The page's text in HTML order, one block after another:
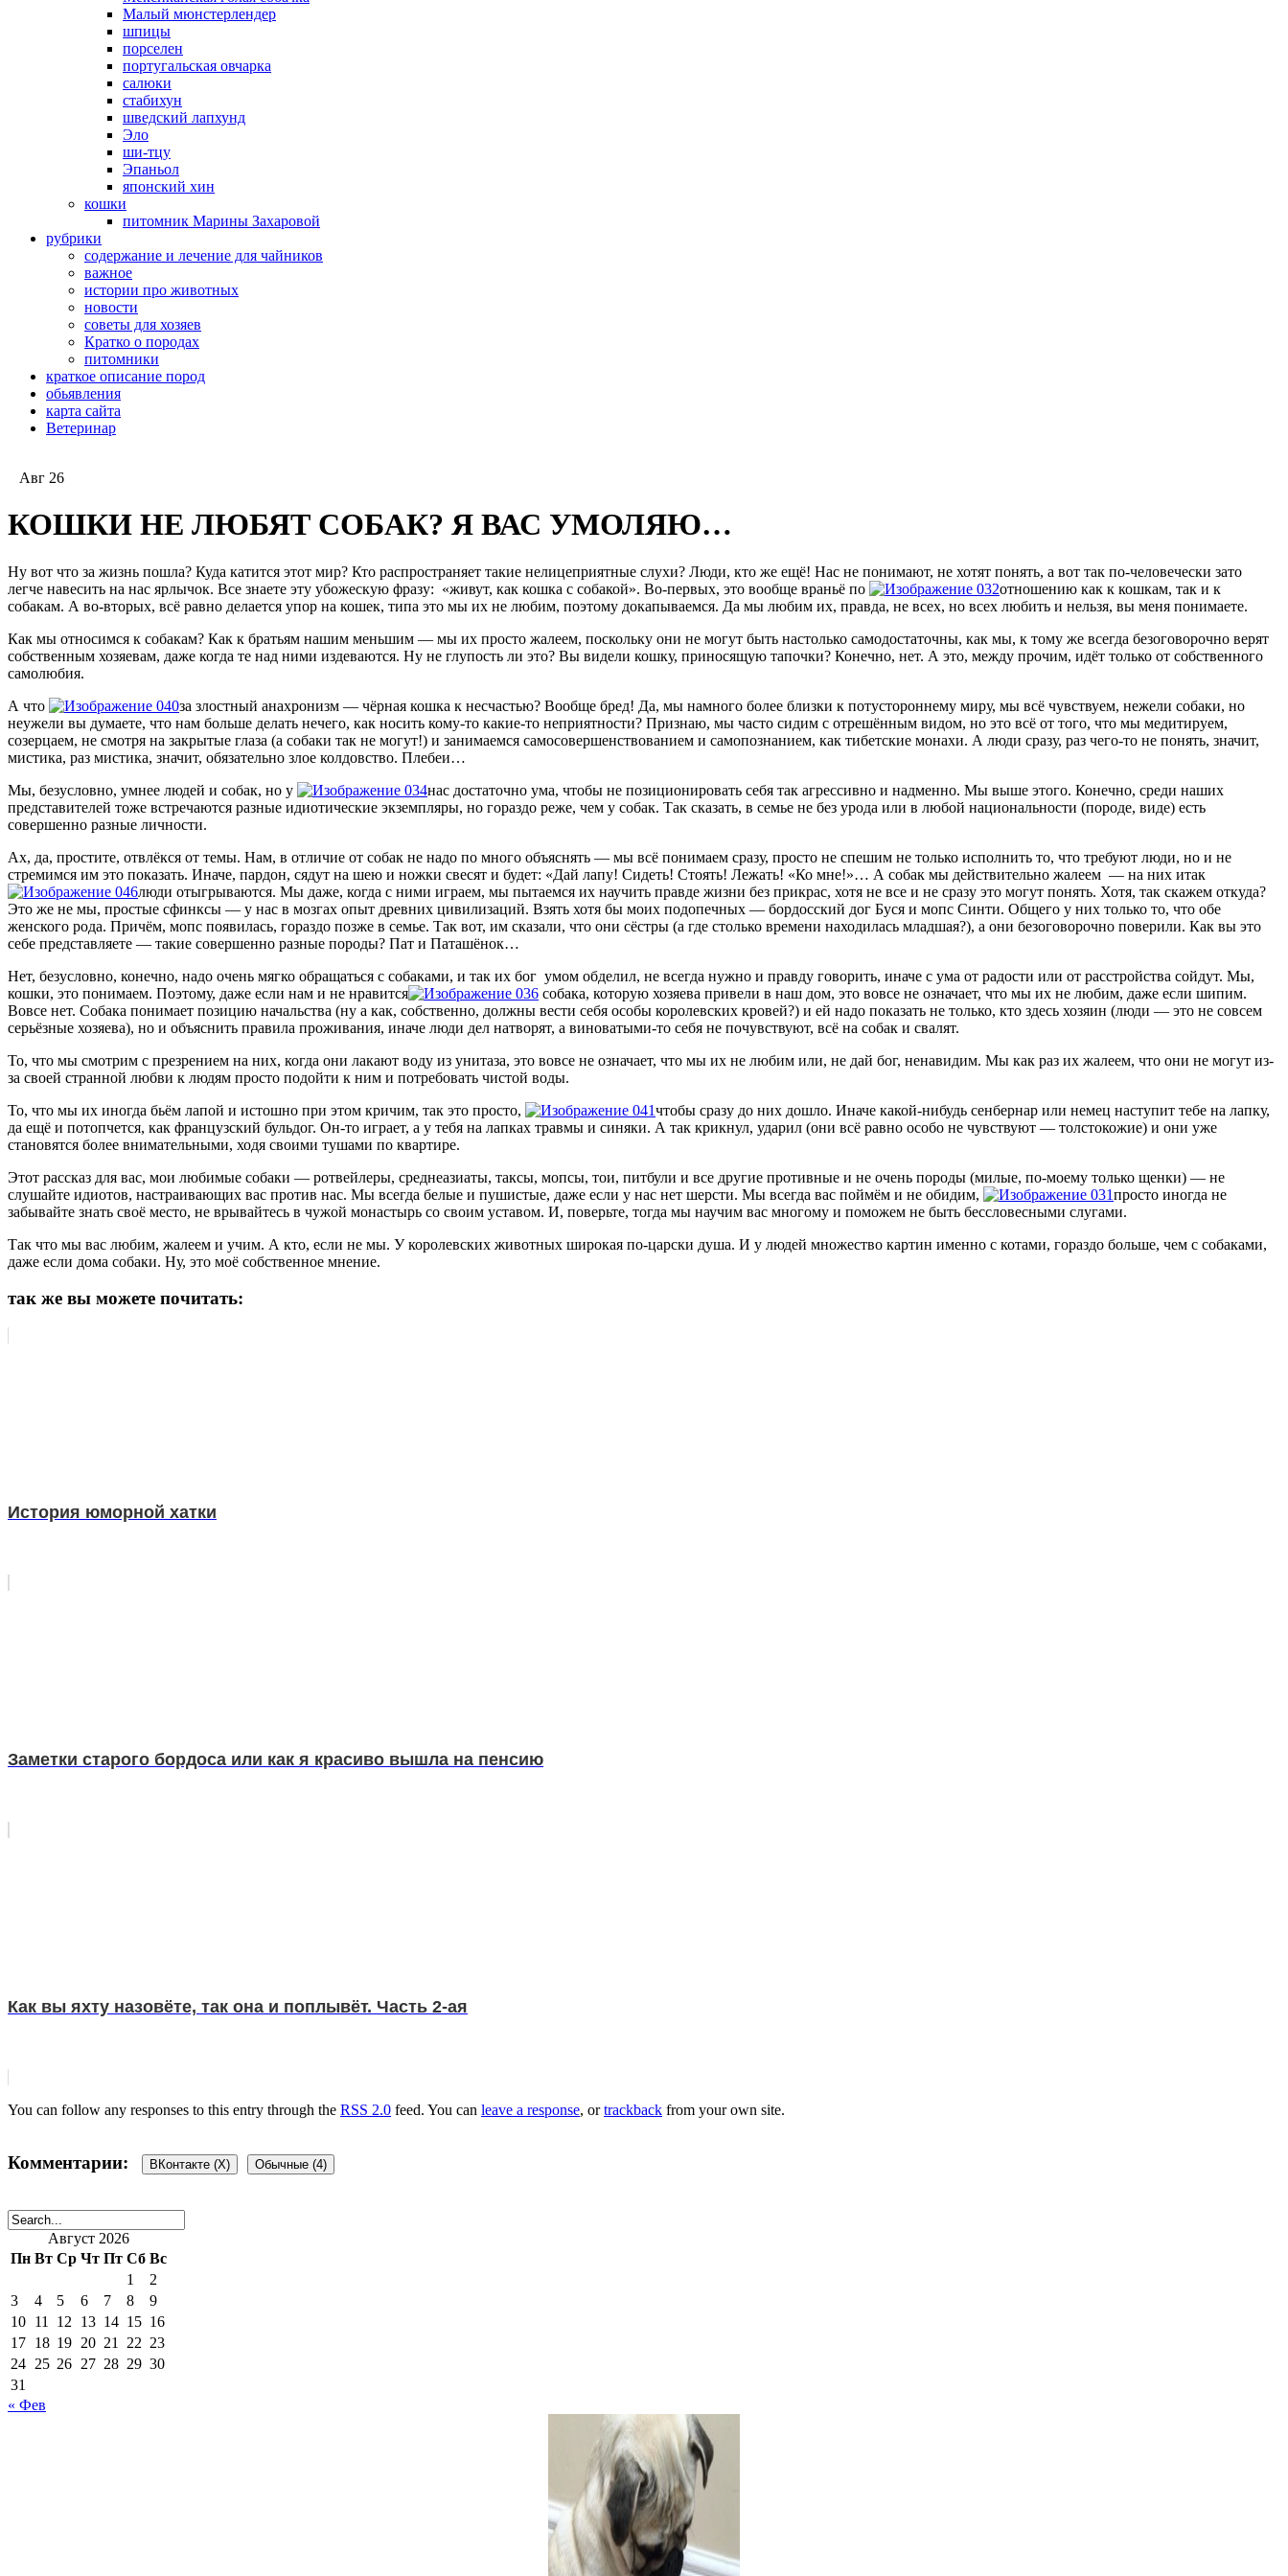
Малый мюнстерлендер
шпицы
порселен
португальская овчарка
салюки
стабихун
шведский лапхунд
Эло
ши-тцу
Эпаньол
японский хин
кошки
питомник Марины Захаровой
рубрики
cодержание и лечение для чайников
важное
истории про животных
новости
советы для хозяев
Кратко о породах
питомники
краткое описание пород
обьявления
карта сайта
Ветеринар
Авг 26
КОШКИ НЕ ЛЮБЯТ СОБАК? Я ВАС УМОЛЯЮ…
Ну вот что за жизнь пошла? Куда катится этот мир? Кто распространяет такие нелицеприятные слухи? Люди, кто же ещё! Нас не понимают, не хотят понять, а вот так по-человечески зато
легче навесить на нас ярлычок. Все знаете эту убожескую фразу: «живут, как кошка с собакой». Во-первых, это вообще враньё по
отношению как к кошкам, так и к
собакам. А во-вторых, всё равно делается упор на кошек, типа это мы их не любим, поэтому докапываемся. Да мы любим их, правда, не всех, но всех любить и нельзя, вы меня понимаете.
Как мы относимся к собакам? Как к братьям нашим меньшим — мы их просто жалеем, поскольку они не могут быть настолько самодостаточны, как мы, к тому же всегда безоговорочно верят
собственным хозяевам, даже когда те над ними издеваются. Ну не глупость ли это? Вы видели кошку, приносящую тапочки? Конечно, нет. А это, между прочим, идёт только от собственного
самолюбия.
А что
за злостный анахронизм — чёрная кошка к несчастью? Вообще бред! Да, мы намного более близки к потустороннему миру, мы всё чувствуем, нежели собаки, но
неужели вы думаете, что нам больше делать нечего, как носить кому-то какие-то неприятности? Признаю, мы часто сидим с отрешённым видом, но это всё от того, что мы медитируем,
созерцаем, не смотря на закрытые глаза (а собаки так не могут!) и занимаемся самосовершенствованием и самопознанием, как тибетские монахи. А люди сразу, раз чего-то не понять, значит,
мистика, раз мистика, значит, обязательно злое колдовство. Плебеи…
Мы, безусловно, умнее людей и собак, но у
нас достаточно ума, чтобы не позиционировать себя так агрессивно и надменно. Мы выше этого. Конечно, среди наших
представителей тоже встречаются разные идиотические экземпляры, но гораздо реже, чем у собак. Так сказать, в семье не без урода или в любой национальности (породе, виде) есть
совершенно разные личности.
Ах, да, простите, отвлёкся от темы. Нам, в отличие от собак не надо по много объяснять — мы всё понимаем сразу, просто не спешим не только исполнить то, что требуют люди, но и не
стремимся им это показать. Иначе, пардон, сядут на шею и ножки свесят и будет: «Дай лапу! Сидеть! Стоять! Лежать! «Ко мне!»… А собак мы действительно жалеем — на них итак
люди отыгрываются. Мы даже, когда с ними играем, мы пытаемся их научить правде жизни без прикрас, хотя не все и не сразу это могут понять. Хотя, так скажем откуда?
Это же не мы, простые сфинксы — у нас в мозгах опыт древних цивилизаций. Взять хотя бы моих подопечных — бордосский дог Буся и мопс Синти. Общего у них только то, что обе
женского рода. Причём, мопс появилась, гораздо позже в семье. Так вот, им сказали, что они сёстры (а где столько времени находилась младшая?), а они безоговорочно поверили. Как вы это
себе представляете — такие совершенно разные породы? Пат и Паташёнок…
Нет, безусловно, конечно, надо очень мягко обращаться с собаками, и так их бог умом обделил, не всегда нужно и правду говорить, иначе с ума от радости или от расстройства сойдут. Мы,
кошки, это понимаем. Поэтому, даже если нам и не нравится
собака, которую хозяева привели в наш дом, это вовсе не означает, что мы их не любим, даже если шипим.
Вовсе нет. Собака понимает позицию начальства (ну а как, собственно, должны вести себя особы королевских кровей?) и ей надо показать не только, кто здесь хозяин (люди — это не совсем
серьёзные хозяева), но и объяснить правила проживания, иначе люди дел натворят, а виноватыми-то себя не почувствуют, всё на собак и свалят.
То, что мы смотрим с презрением на них, когда они лакают воду из унитаза, это вовсе не означает, что мы их не любим или, не дай бог, ненавидим. Мы как раз их жалеем, что они не могут из-
за своей странной любви к людям просто подойти к ним и потребовать чистой воды.
То, что мы их иногда бьём лапой и истошно при этом кричим, так это просто,
чтобы сразу до них дошло. Иначе какой-нибудь сенбернар или немец наступит тебе на лапку,
да ещё и потопчется, как французский бульдог. Он-то играет, а у тебя на лапках травмы и синяки. А так крикнул, ударил (они всё равно особо не чувствуют — толстокожие) и они уже
становятся более внимательными, ходя своими тушами по квартире.
Этот рассказ для вас, мои любимые собаки — ротвейлеры, среднеазиаты, таксы, мопсы, тои, питбули и все другие противные и не очень породы (милые, по-моему только щенки) — не
слушайте идиотов, настраивающих вас против нас. Мы всегда белые и пушистые, даже если у нас нет шерсти. Мы всегда вас поймём и не обидим,
просто иногда не
забывайте знать своё место, не врывайтесь в чужой монастырь со своим уставом. И, поверьте, тогда мы научим вас многому и поможем не быть бессловесными слугами.
Так что мы вас любим, жалеем и учим. А кто, если не мы. У королевских животных широкая по-царски душа. И у людей множество картин именно с котами, гораздо больше, чем с собаками,
даже если дома собаки. Ну, это моё собственное мнение.
так же вы можете почитать:
История юморной хатки
Заметки старого бордоса или как я красиво вышла на пенсию
Как вы яхту назовёте, так она и поплывёт. Часть 2-ая
You can follow any responses to this entry through the RSS 2.0 feed. You can leave a response, ortrackback from your own site.
Комментарии: ВКонтакте (X) Обычные (4)
4 комментария
наталья:
26 августа, 2014 в 3:38 пп
Правильно, Наталья! Именно — я вас умоляю! Все всегда могут понять друг друга. Если почему-то не сходятся, значит, виновны только люди. Кстати, раз у вас столько животных, может
Август 2026
Пн Вт Ср Чт Пт Сб Вс
1
2
3
4 5 6 7 8
9
10 11 12 13 14 15 16
17 18 19 20 21 22 23
24 25 26 27 28 29 30
31
« Фев